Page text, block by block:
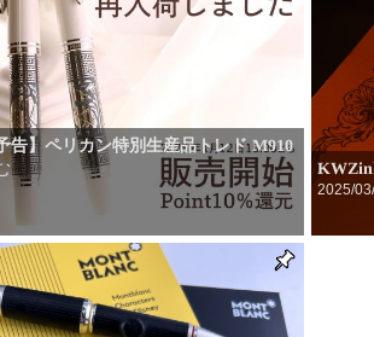
告】ペリカン特別生産品トレド M910
2025/